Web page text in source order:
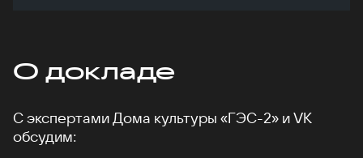
О докладе
С экспертами Дома культуры «ГЭС-2» и VK
обсудим: